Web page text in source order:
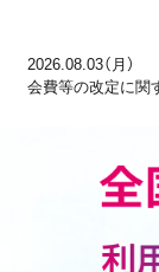
2026.08.03（月）
会費等の改定に関